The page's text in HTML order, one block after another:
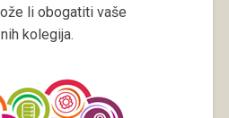
li obogatiti vaše
kolegija.